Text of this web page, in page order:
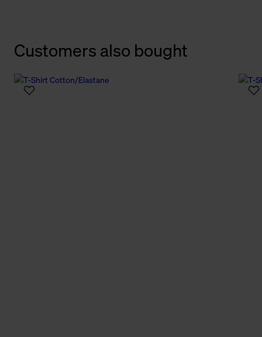
Customers also bought